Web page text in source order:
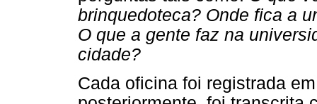
brinquedoteca? Onde fica a
O que a gente faz na
cidade?
Cada oficina foi registrada